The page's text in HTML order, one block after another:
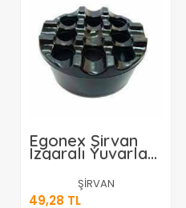
Egonex Şirvan
Izgaralı Yuvarlak
Bakalit
Küllük*100
ŞİRVAN
49,28 TL